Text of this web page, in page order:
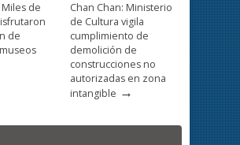
de
de
Chan Chan: Ministerio
de Cultura vigila
cumplimiento de
demolición de
construcciones no
autorizadas en zona
intangible →